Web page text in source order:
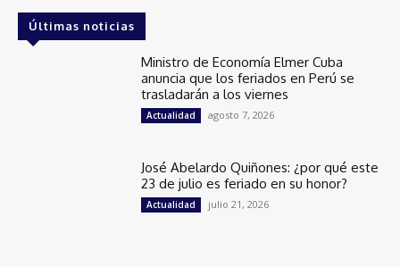
Últimas noticias
Ministro de Economía Elmer Cuba
anuncia que los feriados en Perú se
trasladarán a los viernes
Actualidad agosto 7, 2026
José Abelardo Quiñones: ¿por qué este
23 de julio es feriado en su honor?
Actualidad julio 21, 2026